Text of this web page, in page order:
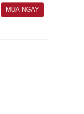
MUA NGAY